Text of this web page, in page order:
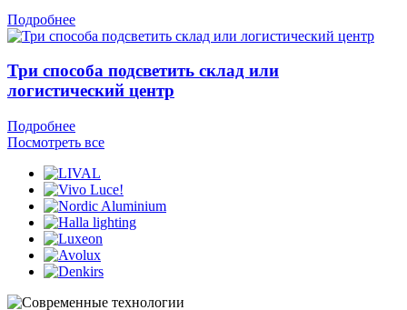
Подробнее
Три способа подсветить склад или
логистический центр
Подробнее
Посмотреть все